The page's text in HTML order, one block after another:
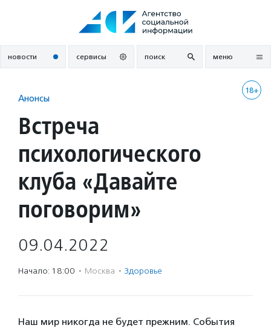
новости сервисы поиск меню
18+
Анонсы
Встреча
психологического
клуба «Давайте
поговорим»
09.04.2022
Начало: 18:00 · Москва · Здоровье
Наш мир никогда не будет прежним. События